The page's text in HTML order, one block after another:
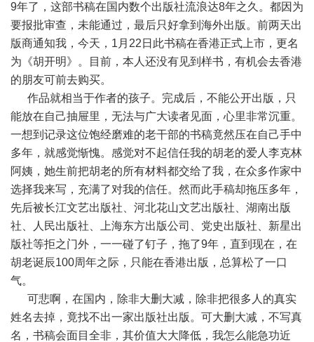
9年了，这部书稿在国内数个出版社流浪达8年之久。都因为
要报批审查，未能通过，最后只好拿到海外出版。前两天出
版商通知我，今天，1月22日此书稿在香港正式上市，更名
为《胡开明》。目前，本人还没有见到样书，有机会去香港
的朋友可前去购买。
作品就相当于作者的孩子。完成后，不能公开出版，只
能放在自己抽屉里，无法与广大读者见面，心里非常沉重。
一想到记录这位饱经磨难的老干部的书稿竟然压在自己手中
多年，就感觉惭愧。感觉对不起信任我的胡老的爱人李克林
阿姨，她生前把胡老的所有材料都交给了我，在众多作家中
选择我来写，充满了对我的信任。然而此手稿却拖压多年，
先后被长江文艺出版社、河北花山文艺出版社、湖南出版
社、人民出版社、上海东方出版公司、党史出版社、新星出
版社等拒之门外，一一碰了钉子，拖了9年，直到现在，在
胡老诞辰100周年之际，只能在香港出版，总算松了一口
气。
可悲啊，在国内，除非大删大减，除非把很多人的真实
姓名去掉，竟找不出一家出版社出版。可大删大减，不写真
名，书稿会面目全非，其价值大大降低，我怎么能急功近